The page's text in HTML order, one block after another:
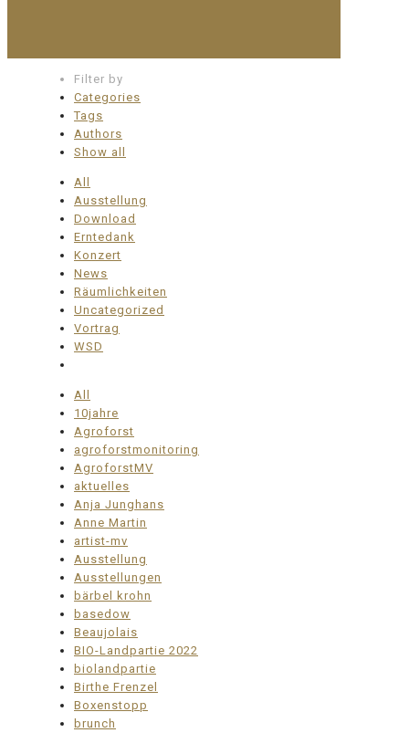
Filter by
Categories
Tags
Authors
Show all
All
Ausstellung
Download
Erntedank
Konzert
News
Räumlichkeiten
Uncategorized
Vortrag
WSD
All
10jahre
Agroforst
agroforstmonitoring
AgroforstMV
aktuelles
Anja Junghans
Anne Martin
artist-mv
Ausstellung
Ausstellungen
bärbel krohn
basedow
Beaujolais
BIO-Landpartie 2022
biolandpartie
Birthe Frenzel
Boxenstopp
brunch